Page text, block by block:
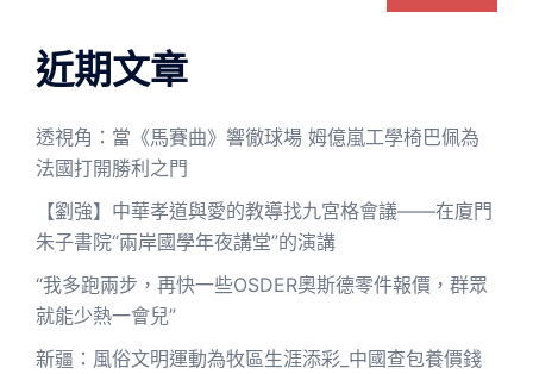
近期文章
透視角：當《馬賽曲》響徹球場 姆億嵐工學椅巴佩為
法國打開勝利之門
【劉強】中華孝道與愛的教導找九宮格會議——在廈門
朱子書院“兩岸國學年夜講堂”的演講
“我多跑兩步，再快一些OSDER奧斯德零件報價，群眾
就能少熱一會兒”
新疆：風俗文明運動為牧區生涯添彩_中國查包養價錢